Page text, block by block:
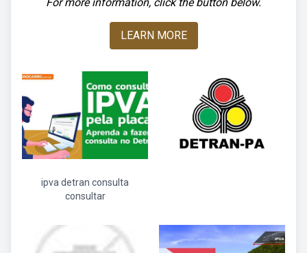
LEARN MORE
ipva detran consulta
consultar